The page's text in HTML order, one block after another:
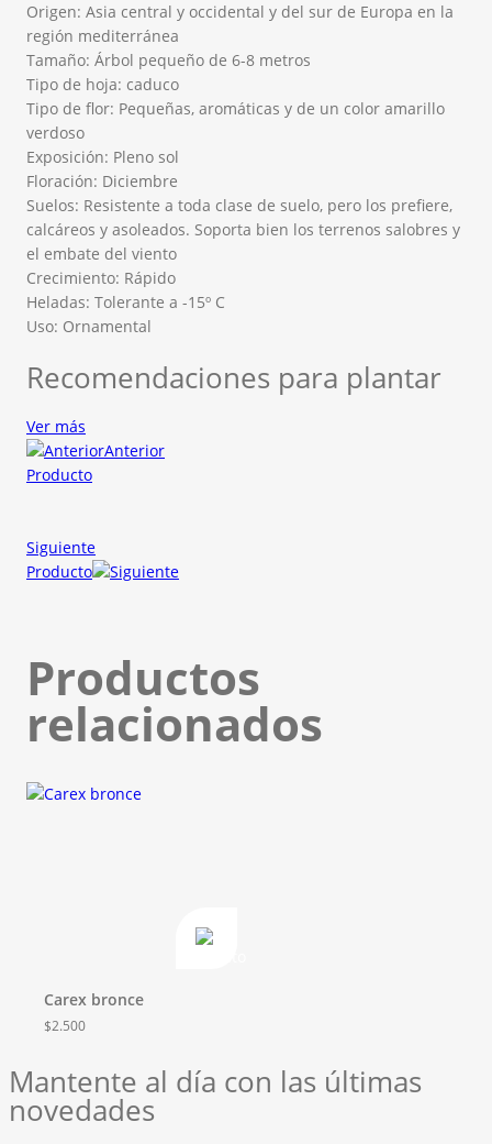
Origen: Asia central y occidental y del sur de Europa en la
región mediterránea
Tamaño: Árbol pequeño de 6-8 metros
Tipo de hoja: caduco
Tipo de flor: Pequeñas, aromáticas y de un color amarillo
verdoso
Exposición: Pleno sol
Floración: Diciembre
Suelos: Resistente a toda clase de suelo, pero los prefiere,
calcáreos y asoleados. Soporta bien los terrenos salobres y
el embate del viento
Crecimiento: Rápido
Heladas: Tolerante a -15º C
Uso: Ornamental
Recomendaciones para plantar
Ver más
Anterior
Producto
Siguiente
Producto
Productos
relacionados
Carex bronce
$2.500
Mantente al día con las últimas
novedades